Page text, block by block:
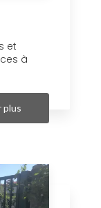
et
à
plus